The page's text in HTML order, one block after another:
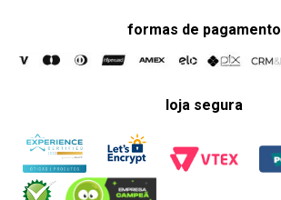
formas de pagamento
loja segura